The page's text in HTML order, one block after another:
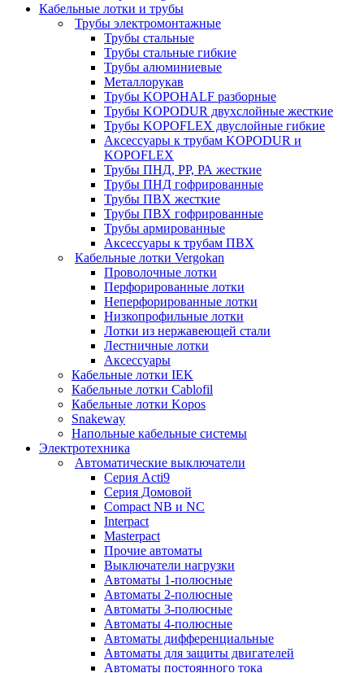
Кабельные лотки и трубы
Трубы электромонтажные
Трубы стальные
Трубы стальные гибкие
Трубы алюминиевые
Металлорукав
Трубы KOPOHALF разборные
Трубы KOPODUR двухслойные жесткие
Трубы KOPOFLEX двуслойные гибкие
Аксессуары к трубам KOPODUR и
KOPOFLEX
Трубы ПНД, РР, РА жесткие
Трубы ПНД гофрированные
Трубы ПВХ жесткие
Трубы ПВХ гофрированные
Трубы армированные
Аксессуары к трубам ПВХ
Кабельные лотки Vergokan
Проволочные лотки
Перфорированные лотки
Неперфорированные лотки
Низкопрофильные лотки
Лотки из нержавеющей стали
Лестничные лотки
Аксессуары
Кабельные лотки IEK
Кабельные лотки Cablofil
Кабельные лотки Kopos
Snakeway
Напольные кабельные системы
Электротехника
Автоматические выключатели
Серия Acti9
Серия Домовой
Compact NB и NC
Interpact
Masterpact
Прочие автоматы
Выключатели нагрузки
Автоматы 1-полюсные
Автоматы 2-полюсные
Автоматы 3-полюсные
Автоматы 4-полюсные
Автоматы дифференциальные
Автоматы для защиты двигателей
Автоматы постоянного тока